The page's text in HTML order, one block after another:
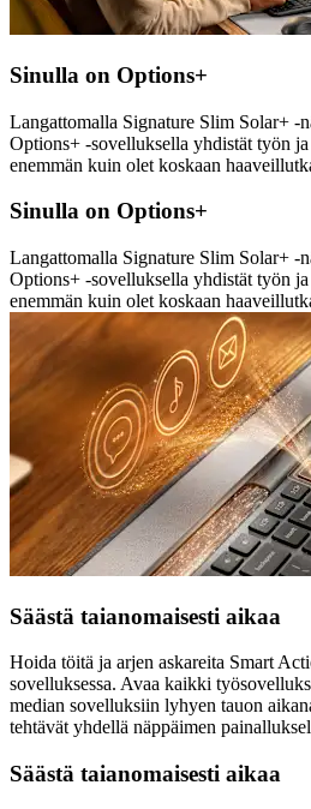
Sinulla on Options+
Langattomalla Signature Slim Solar+ -
Options+ -sovelluksella yhdistät työn ja
enemmän kuin olet koskaan
Sinulla on Options+
Langattomalla Signature Slim Solar+ -
Options+ -sovelluksella yhdistät työn ja
enemmän kuin olet koskaan
Säästä taianomaisesti aikaa
Hoida töitä ja arjen askareita Smart
sovelluksessa. Avaa kaikki
median sovelluksiin lyhyen tauon
tehtävät yhdellä näppäimen
Säästä taianomaisesti aikaa